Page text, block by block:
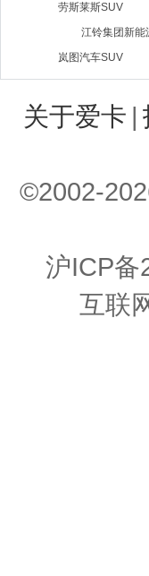
劳斯莱斯SUV
江铃集团新能
岚图汽车SUV
关于爱卡 |
©2002-
沪ICP备
互联